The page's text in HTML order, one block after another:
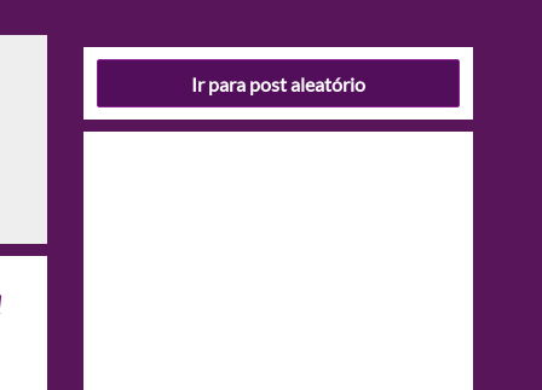
Ir para post aleatório